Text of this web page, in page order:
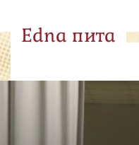
Edna пита